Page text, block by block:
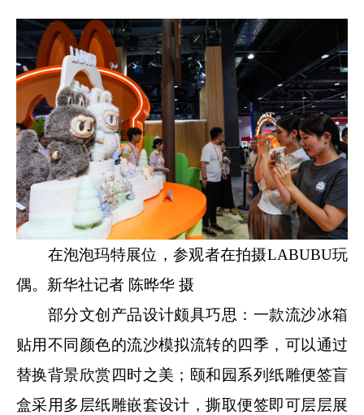
在泡泡玛特展位，参观者在拍摄LABUBU玩
偶。新华社记者 陈晔华 摄
部分文创产品设计颇具巧思：一款流沙冰箱
贴用不同颜色的流沙模拟流转的四季，可以通过
替换背景欣赏四时之美；颐和园系列纸雕便签盲
盒采用多层纸雕嵌套设计，撕取便签即可层层展